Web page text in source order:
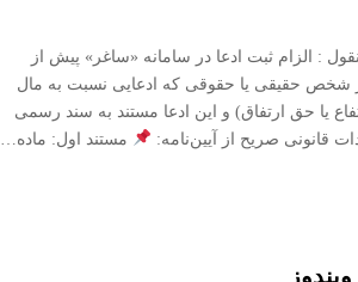
: الزام ثبت ادعا در سامانه «ساغر» پیش از
سامانه «ساغر»، هر شخص حقیقی یا حقوقی که ادعایی نسبت به مال
یا حق ارتفاق) و این ادعا مستند به سند رسمی
قانونی صریح از آیین‌نامه:
مستند اول: ماده…